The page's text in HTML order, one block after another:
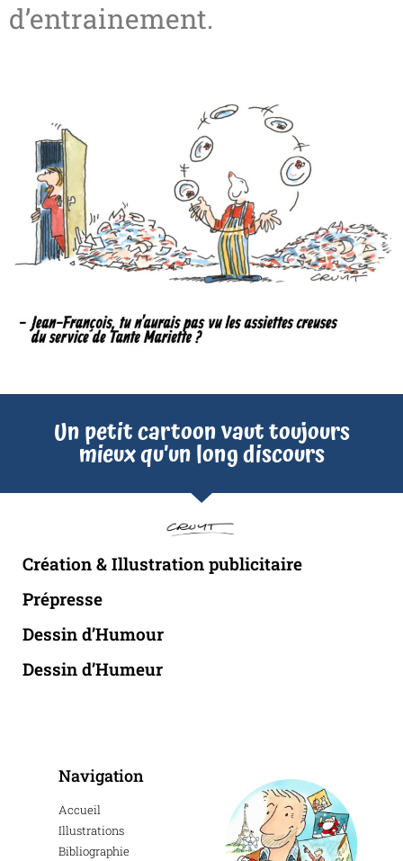
d’entrainement.
Un petit cartoon vaut toujours
mieux qu’un long discours
Création & Illustration publicitaire
Prépresse
Dessin d’Humour
Dessin d’Humeur
Navigation
Accueil
Illustrations
Bibliographie